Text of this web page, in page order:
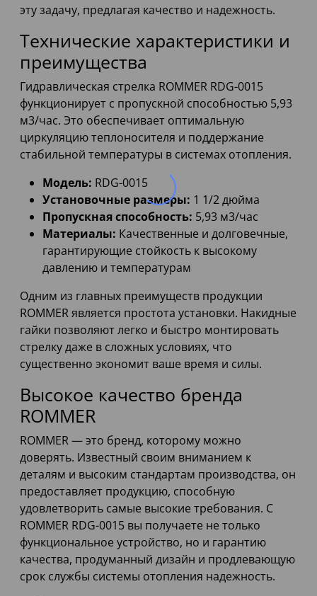
эту задачу, предлагая качество и надежность.
Технические характеристики и
преимущества
Гидравлическая стрелка ROMMER RDG-0015
функционирует с пропускной способностью 5,93
м3/час. Это обеспечивает оптимальную
циркуляцию теплоносителя и поддержание
стабильной температуры в системах отопления.
Модель: RDG-0015
Установочные размеры: 1 1/2 дюйма
Пропускная способность: 5,93 м3/час
Материалы: Качественные и долговечные,
гарантирующие стойкость к высокому
давлению и температурам
Одним из главных преимуществ продукции
ROMMER является простота установки. Накидные
гайки позволяют легко и быстро монтировать
стрелку даже в сложных условиях, что
существенно экономит ваше время и силы.
Высокое качество бренда
ROMMER
ROMMER — это бренд, которому можно
доверять. Известный своим вниманием к
деталям и высоким стандартам производства, он
предоставляет продукцию, способную
удовлетворить самые высокие требования. С
ROMMER RDG-0015 вы получаете не только
функциональное устройство, но и гарантию
качества, продуманный дизайн и продлевающую
срок службы системы отопления надежность.